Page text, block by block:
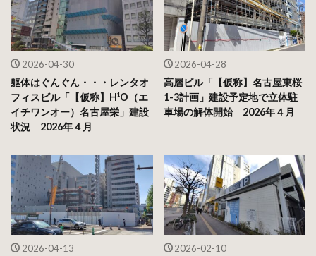
2026-04-30
躯体はぐんぐん・・・レンタオ
フィスビル「【仮称】H¹O（エ
イチワンオー）名古屋栄」建設
状況 2026年４月
2026-04-28
高層ビル「【仮称】名古屋東桜
1-3計画」建設予定地で立体駐
車場の解体開始 2026年４月
2026-04-13 2026-02-10